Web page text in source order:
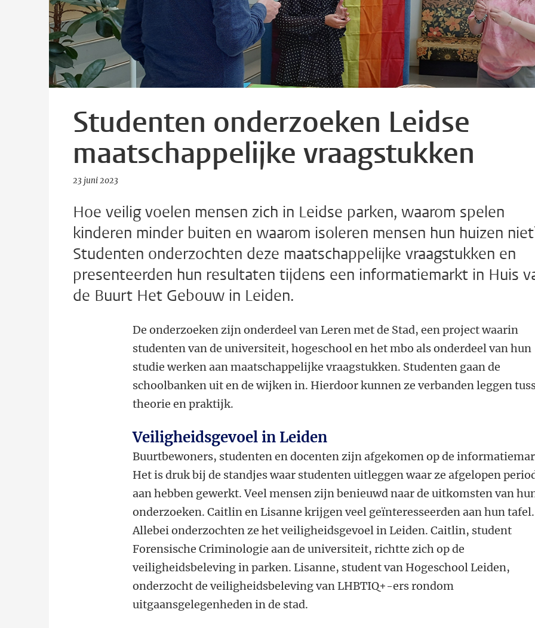
Studenten onderzoeken Leidse
maatschappelijke vraagstukken
23 juni 2023
Hoe veilig voelen mensen zich in Leidse parken, waarom spelen
kinderen minder buiten en waarom isoleren mensen hun huizen
Studenten onderzochten deze maatschappelijke vraagstukken en
presenteerden hun resultaten tijdens een informatiemarkt in Huis
de Buurt Het Gebouw in Leiden.
De onderzoeken zijn onderdeel van Leren met de Stad, een project waarin
studenten van de universiteit, hogeschool en het mbo als onderdeel van hun
studie werken aan maatschappelijke vraagstukken. Studenten gaan de
schoolbanken uit en de wijken in. Hierdoor kunnen ze verbanden leggen
theorie en praktijk.
Veiligheidsgevoel in Leiden
Buurtbewoners, studenten en docenten zijn afgekomen op de
Het is druk bij de standjes waar studenten uitleggen waar ze afgelopen
aan hebben gewerkt. Veel mensen zijn benieuwd naar de uitkomsten van
onderzoeken. Caitlin en Lisanne krijgen veel geïnteresseerden aan hun tafel.
Allebei onderzochten ze het veiligheidsgevoel in Leiden. Caitlin, student
Forensische Criminologie aan de universiteit, richtte zich op de
veiligheidsbeleving in parken. Lisanne, student van Hogeschool Leiden,
onderzocht de veiligheidsbeleving van LHBTIQ+-ers rondom
uitgaansgelegenheden in de stad.